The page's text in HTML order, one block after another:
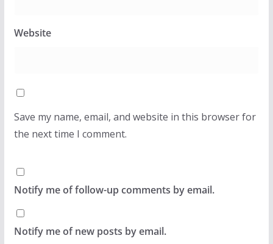
Website
Save my name, email, and website in this browser for
the next time I comment.
Notify me of follow-up comments by email.
Notify me of new posts by email.